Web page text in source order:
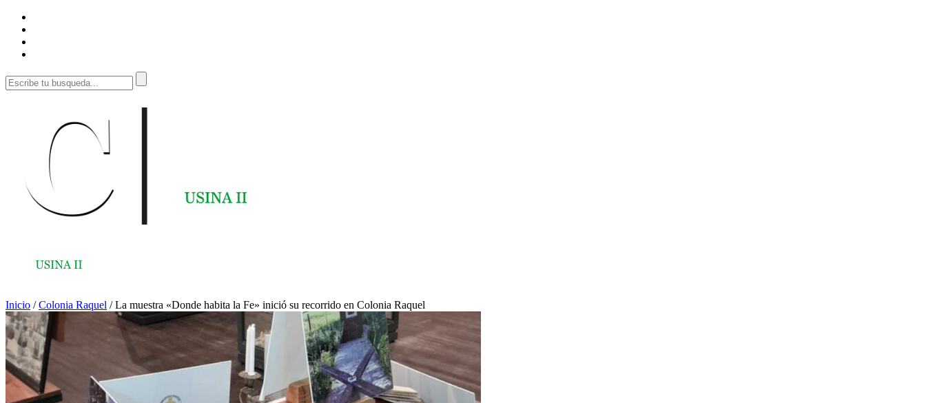
Inicio /Colonia Raquel /La muestra «Donde habita la Fe» inició su recorrido en Colonia Raquel